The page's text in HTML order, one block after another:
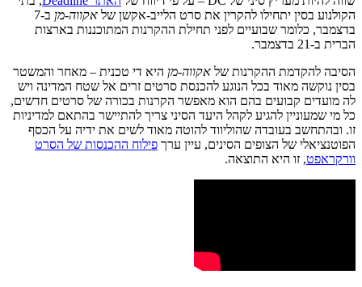
הקולנוע בסין יתחילו להקרין את סרט הלייב-אקשן של אקווה-מן
ב-7
בדצמבר, כלומר שבועיים לפני תחילת ההקרנות המתוכננות בארצות
הברית ב-21 בדצמבר.
הסיבה להקדמת ההקרנות של אקווה-מן היא די טכנית – מאחר והמשטר
בסין נוקשה מאוד בכל הנוגע להכנסת סרטים זרים אל שטח המדינה ויש
לה מועדים קבועים בהם הוא מאפשר הקרנות בכורה של סרטים חדשים,
כל מי שמעוניין להגיע לקהל היעד הסיני צריך להתיישר בהתאם למדיניות
זו. ובהתחשב בעובדה שהוליווד להוטה מאוד לשים את ידיה על הכסף
הפוטנציאלי של הצופים הסינים, עיין ערך פילוח ההכנסות של הסרט
וורקראפט, זו היא התוצאה.